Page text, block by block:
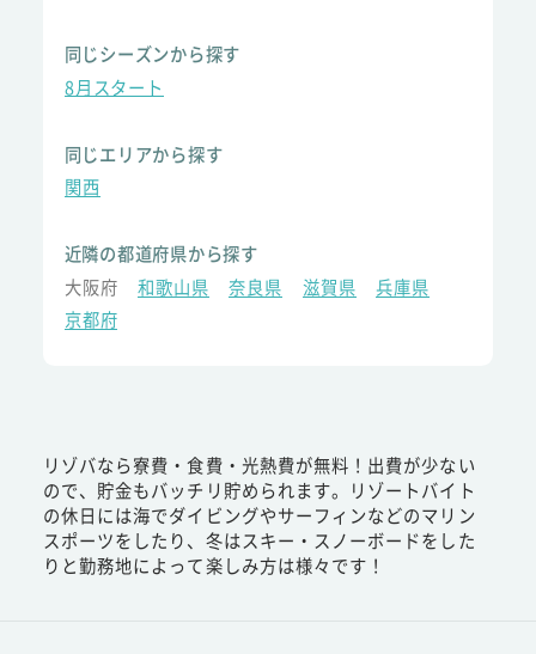
同じシーズンから探す
8月スタート
同じエリアから探す
関西
近隣の都道府県から探す
大阪府
和歌山県 奈良県 滋賀県
兵庫県
京都府
リゾバなら寮費・食費・光熱費が無料！出費が少ない
ので、貯金もバッチリ貯められます。リゾートバイト
の休日には海でダイビングやサーフィンなどのマリン
スポーツをしたり、冬はスキー・スノーボードをした
りと勤務地によって楽しみ方は様々です！